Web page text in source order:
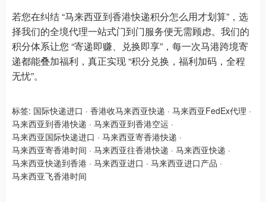
若您在纠结 “马来西亚到香港快递积分怎么用才划算”，选
择我们的全境代理一站式门到门服务便无需顾虑。我们的
积分体系让您 “寄递即赚、兑换即享”，每一次马港跨境寄
递都能叠加福利，真正实现 “积分兑换，福利加码，全程
无忧”。
标签: 国际快递进口 · 香港收马来西亚快递 · 马来西亚FedEx代理 ·
马来西亚到香港快递 · 马来西亚到香港空运 ·
马来西亚国际快递进口 · 马来西亚寄香港快递 ·
马来西亚寄香港时间 · 马来西亚往香港快递 · 马来西亚快递 ·
马来西亚快递到香港 · 马来西亚进口 · 马来西亚进口产品 ·
马来西亚飞香港时间